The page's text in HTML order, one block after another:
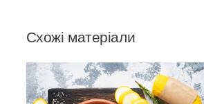
Схожі матеріали